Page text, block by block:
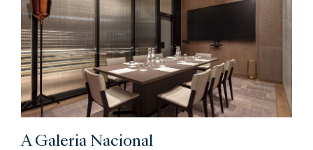
A Galeria Nacional